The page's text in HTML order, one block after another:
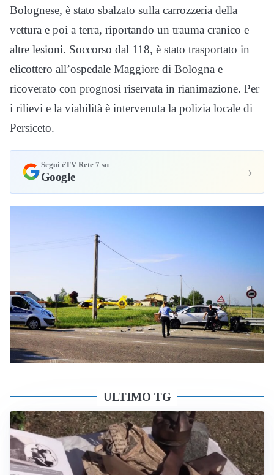
Bolognese, è stato sbalzato sulla carrozzeria della
vettura e poi a terra, riportando un trauma cranico e
altre lesioni. Soccorso dal 118, è stato trasportato in
elicottero all’ospedale Maggiore di Bologna e
ricoverato con prognosi riservata in rianimazione. Per
i rilievi e la viabilità è intervenuta la polizia locale di
Persiceto.
Segui èTV Rete 7 su
Google ›
ULTIMO TG